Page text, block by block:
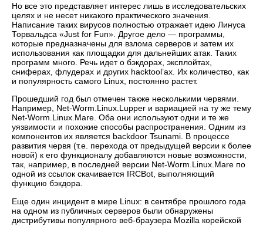
Но все это представляет интерес лишь в исследовательских
целях и не несет никакого практического значения.
Написание таких вирусов полностью отражает идею Линуса
Торвальдса «Just for Fun». Другое дело — программы,
которые предназначены для взлома серверов и затем их
использования как площадки для дальнейших атак. Таких
программ много. Речь идет о бэкдорах, эксплойтах,
сниферах, флудерах и других hacktool’ах. Их количество, как
и популярность самого Linux, постоянно растет.
Прошедший год был отмечен также несколькими червями.
Например, Net-Worm.Linux.Lupper и вариацией на ту же тему
Net-Worm.Linux.Mare. Оба они используют одни и те же
уязвимости и похожие способы распространения. Одним из
компонентов их является backdoor Tsunami. В процессе
развития червя (т.е. перехода от предыдущей версии к более
новой) к его функционалу добавляются новые возможности,
так, например, в последней версии Net-Worm.Linux.Mare по
одной из ссылок скачивается IRCBot, выполняющий
функцию бэкдора.
Еще один инцидент в мире Linux: в сентябре прошлого года
на одном из публичных серверов были обнаружены
дистрибутивы популярного веб-браузера Mozilla корейской